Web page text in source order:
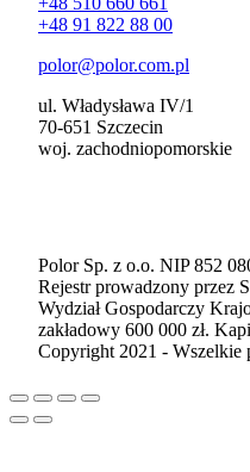
+48 91 822 88 00
polor@polor.com.pl
ul. Władysława IV/1
70-651 Szczecin
woj. zachodniopomorskie
Polor Sp. z o.o. NIP 852
Rejestr prowadzony przez
Wydział Gospodarczy
zakładowy 600 000 zł.
Copyright 2021 - Wszelkie